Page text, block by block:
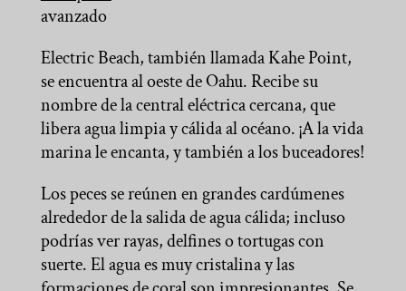
avanzado
Electric Beach, también llamada Kahe Point,
se encuentra al oeste de Oahu. Recibe su
nombre de la central eléctrica cercana, que
libera agua limpia y cálida al océano. ¡A la vida
marina le encanta, y también a los buceadores!
Los peces se reúnen en grandes cardúmenes
alrededor de la salida de agua cálida; incluso
podrías ver rayas, delfines o tortugas con
suerte. El agua es muy cristalina y las